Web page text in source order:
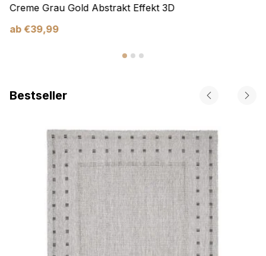
Creme Grau Gold Abstrakt Effekt 3D
ab €39,99
Bestseller